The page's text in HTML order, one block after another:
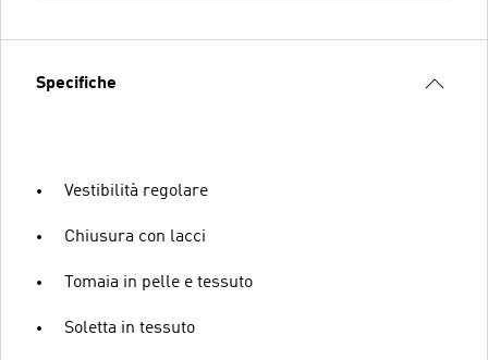
Specifiche
Vestibilità regolare
Chiusura con lacci
Tomaia in pelle e tessuto
Soletta in tessuto